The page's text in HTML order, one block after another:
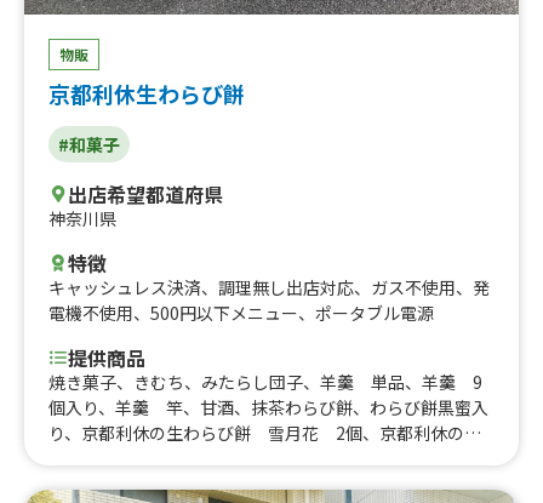
物販
京都利休生わらび餅
#和菓子
出店希望都道府県
神奈川県
特徴
キャッシュレス決済、 調理無し出店対応、 ガス不使用、 発
電機不使用、 500円以下メニュー、 ポータブル電源
提供商品
焼き菓子、きむち、みたらし団子、羊羹 単品、羊羹 9
個入り、羊羹 竿、甘酒、抹茶わらび餅、わらび餅黒蜜入
り、京都利休の生わらび餅 雪月花 2個、京都利休の生